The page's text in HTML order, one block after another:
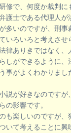
修で、何度か裁判に
護士である代理人が
多いのですが、刑事
いろいろと考えさせ
律ありきではなく、
しができるように、
事がよくわかりまし
説が好きなのですが
の影響です。
も楽しいのですが、
いて考えることに興